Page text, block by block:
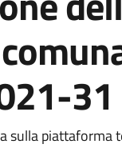
sulla piattaforma